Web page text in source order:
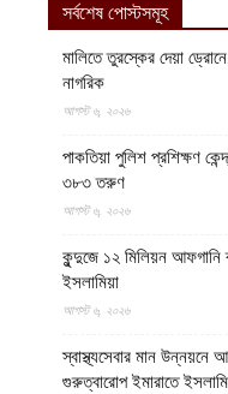
সর্বশেষ পোস্টসমূহ
মালিতে তুরস্কের দেয়া
নাগরিক
আগস্ট ৬, ২০২৬
পাকতিয়া পুলিশ প্রশিক্ষণ
৩৮৩ তরুণ
আগস্ট ৬, ২০২৬
কুন্দুজে ১২ মিলিয়ন আফগানি
ইসলামিয়া
আগস্ট ৬, ২০২৬
স্বাস্থ্যসেবার মান উন্নয়নে
গুরুত্বারোপ ইমারাতে